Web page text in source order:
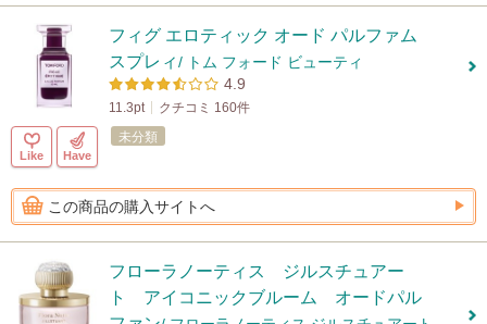
フィグ エロティック オード パルファム
スプレィ/ トム フォード ビューティ
4.9
11.3pt クチコミ 160件
Like Have
未分類
この商品の購入サイトへ
フローラノーティス ジルスチュアー
ト アイコニックブルーム オードパル